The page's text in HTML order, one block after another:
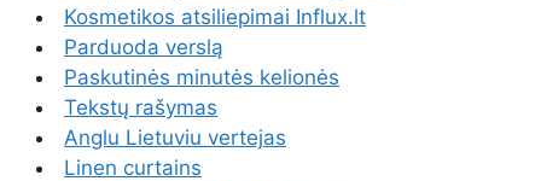
Kosmetikos atsiliepimai Influx.lt
Parduoda verslą
Paskutinės minutės kelionės
Tekstų rašymas
Anglu Lietuviu vertejas
Linen curtains